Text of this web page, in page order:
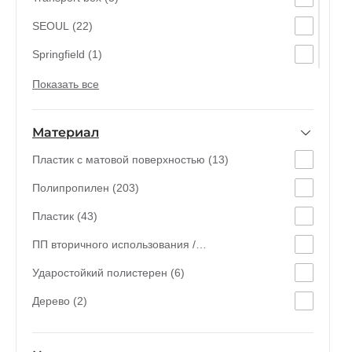
SEOUL (22)
Springfield (1)
DROP DESIGN (38)
KNIT DESIGN (17)
RATTAN (20)
BASIC (5)
DROP (9)
KNIT (6)
Akita (2)
HOME BOX (5)
Джамбо ЕСО (2)
Emil (4)
Показать все
Материал
Пластик с матовой поверхностью (13)
Полипропилен (203)
Пластик (43)
ПП вторичного использования /
Ударостойкий полистерен (6)
Дерево (2)